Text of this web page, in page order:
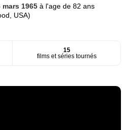
mars 1965à l'age de 82 ans
USA)
15
films et séries tournés